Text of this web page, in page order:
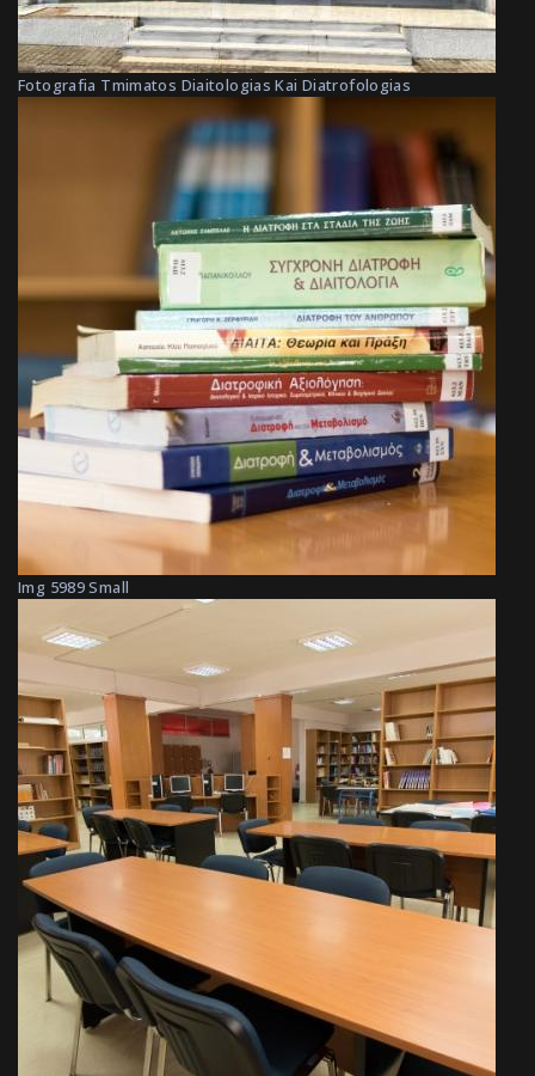
Fotografia Tmimatos Diaitologias Kai Diatrofologias
Img 5989 Small